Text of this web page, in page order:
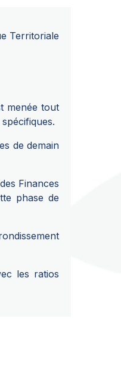
Territoriale
menée tout
de demain
Finances
phase de
les ratios